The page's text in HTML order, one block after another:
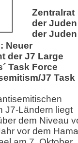
Zentralrat
der Juden
der
Neuer
der J7 Large
Task Force
J7 Task
J7-Ländern liegt
dem Niveau
vor dem